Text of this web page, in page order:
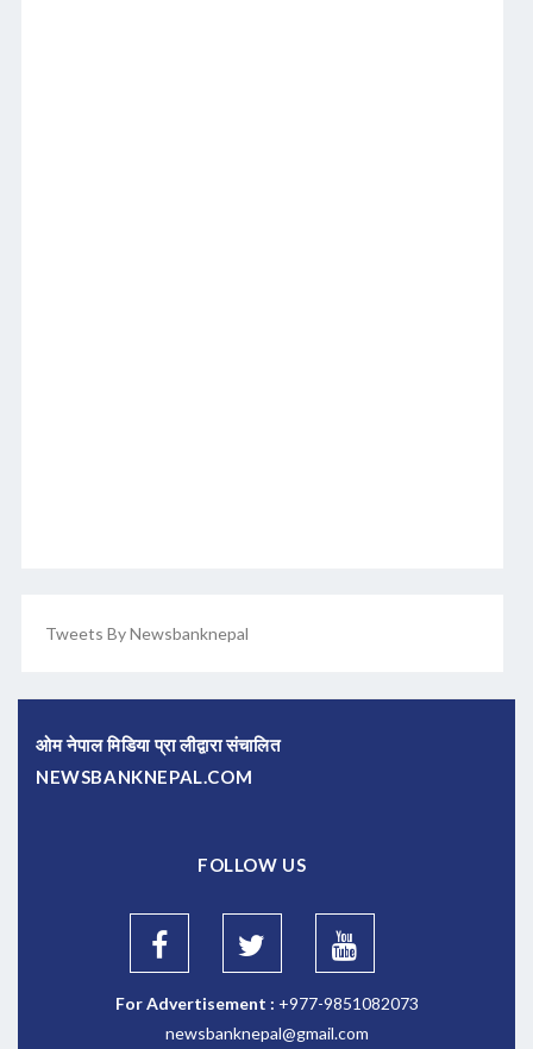
Tweets By Newsbanknepal
ओम नेपाल मिडिया प्रा लीद्वारा संचालित
NEWSBANKNEPAL.COM
FOLLOW US
For Advertisement : +977-9851082073
newsbanknepal@gmail.com